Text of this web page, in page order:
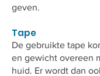
geven.
Tape
De gebruikte tape
en gewicht overeen
huid. Er wordt dan